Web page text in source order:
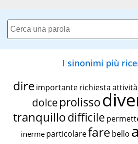
I sinonimi più
dire importante richiestaattività
dolce prolisso
tranquillodifficile
inerme particolarefare bello